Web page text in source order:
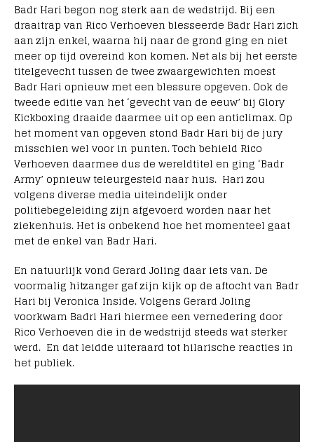
Badr Hari begon nog sterk aan de wedstrijd. Bij een
draaitrap van Rico Verhoeven blesseerde Badr Hari zich
aan zijn enkel, waarna hij naar de grond ging en niet
meer op tijd overeind kon komen. Net als bij het eerste
titelgevecht tussen de twee zwaargewichten moest
Badr Hari opnieuw met een blessure opgeven. Ook de
tweede editie van het ‘gevecht van de eeuw’ bij Glory
Kickboxing draaide daarmee uit op een anticlimax. Op
het moment van opgeven stond Badr Hari bij de jury
misschien wel voor in punten. Toch behield Rico
Verhoeven daarmee dus de wereldtitel en ging ‘Badr
Army’ opnieuw teleurgesteld naar huis. Hari zou
volgens diverse media uiteindelijk onder
politiebegeleiding zijn afgevoerd worden naar het
ziekenhuis. Het is onbekend hoe het momenteel gaat
met de enkel van Badr Hari.
En natuurlijk vond Gerard Joling daar iets van. De
voormalig hitzanger gaf zijn kijk op de aftocht van Badr
Hari bij Veronica Inside. Volgens Gerard Joling
voorkwam Badri Hari hiermee een vernedering door
Rico Verhoeven die in de wedstrijd steeds wat sterker
werd. En dat leidde uiteraard tot hilarische reacties in
het publiek.